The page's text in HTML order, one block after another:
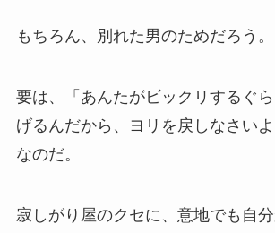
もちろん、別れた男のためだろう。
要は、「あんたがビックリするぐ
げるんだから、ヨリを戻しなさい
なのだ。
寂しがり屋のクセに、意地でも自